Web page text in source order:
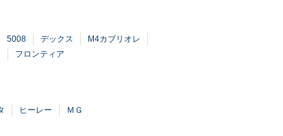
5008 デックス
M4カブリオレ
フロンティア
ヒーレー ＭＧ